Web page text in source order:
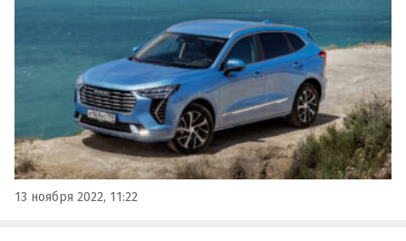
дня» составил «пятерку» самых доступных
полноприводных SUV из…
13 ноября 2022, 11:22